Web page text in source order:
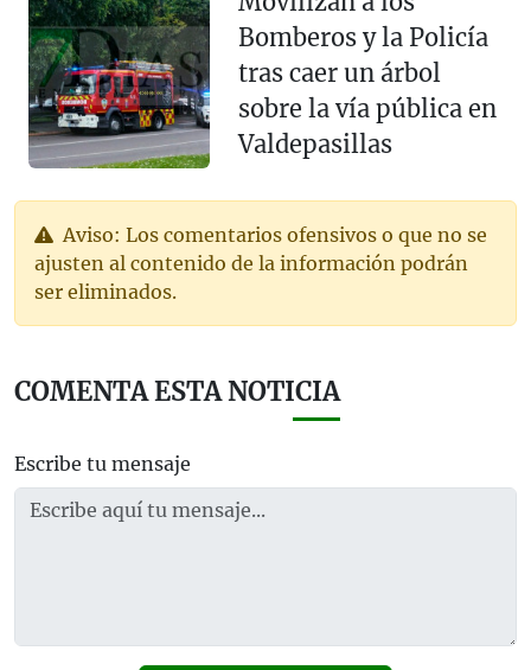
Bomberos y la Policía
tras caer un árbol
sobre la vía pública en
Valdepasillas
Aviso: Los comentarios ofensivos o que no se
ajusten al contenido de la información podrán
ser eliminados.
COMENTA ESTA NOTICIA
Escribe tu mensaje